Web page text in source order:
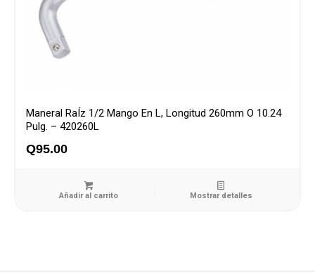
Maneral RaÍz 1/2 Mango En L, Longitud 260mm O 10.24
Pulg. – 420260L
Q95.00
Añadir al carrito Mostrar detalles